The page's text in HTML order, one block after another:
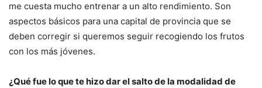
me cuesta mucho entrenar a un alto rendimiento. Son
aspectos básicos para una capital de provincia que se
deben corregir si queremos seguir recogiendo los frutos
con los más jóvenes.
¿Qué fue lo que te hizo dar el salto de la modalidad de